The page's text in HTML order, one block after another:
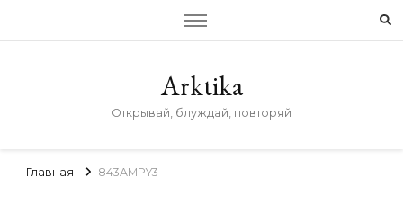
Arktika
Открывай, блуждай, повторяй
Главная 843AMPY3